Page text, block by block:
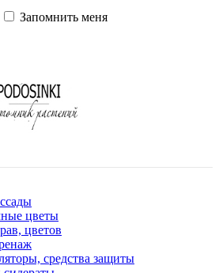
Запомнить меня
цветы
цветов
средства защиты